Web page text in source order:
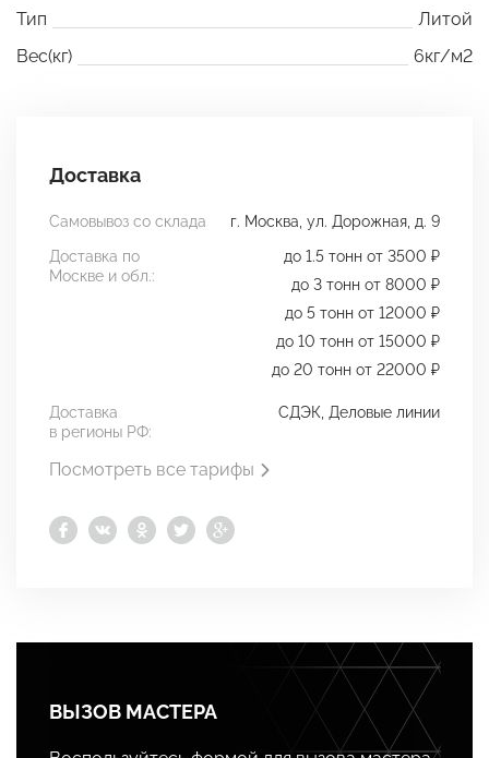
Тип
Литой
Вес(кг)
6кг/м2
Доставка
Самовывоз со склада
г. Москва, ул. Дорожная, д. 9
Доставка по
Москве и обл.:
до 1.5 тонн от 3500 ₽
до 3 тонн от 8000 ₽
до 5 тонн от 12000 ₽
до 10 тонн от 15000 ₽
до 20 тонн от 22000 ₽
Доставка
в регионы РФ:
СДЭК, Деловые линии
Посмотреть все тарифы
ВЫЗОВ МАСТЕРА